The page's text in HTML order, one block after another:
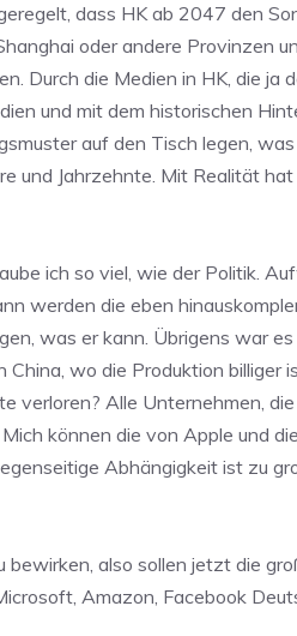
dass HK ab 2047 den
oder andere Provinzen
Durch die Medien in HK, die
und mit dem historischen
auf den Tisch legen,
und Jahrzehnte. Mit Realität
ich so viel, wie der Politik.
werden die eben
was er kann. Übrigens war
wo die Produktion
verloren? Alle Unternehmen,
können die von Apple und
Abhängigkeit ist zu
also sollen jetzt die
Amazon, Facebook